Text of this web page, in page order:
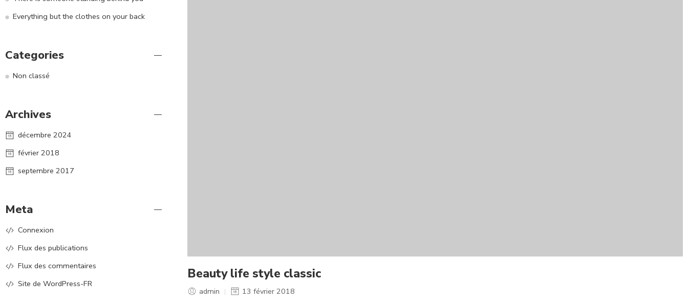
Beauty life style classic
admin
13 février 2018
Everything but the clothes on your back
Categories
Non classé
Archives
décembre 2024
février 2018
septembre 2017
Meta
Connexion
Flux des publications
Flux des commentaires
Site de WordPress-FR